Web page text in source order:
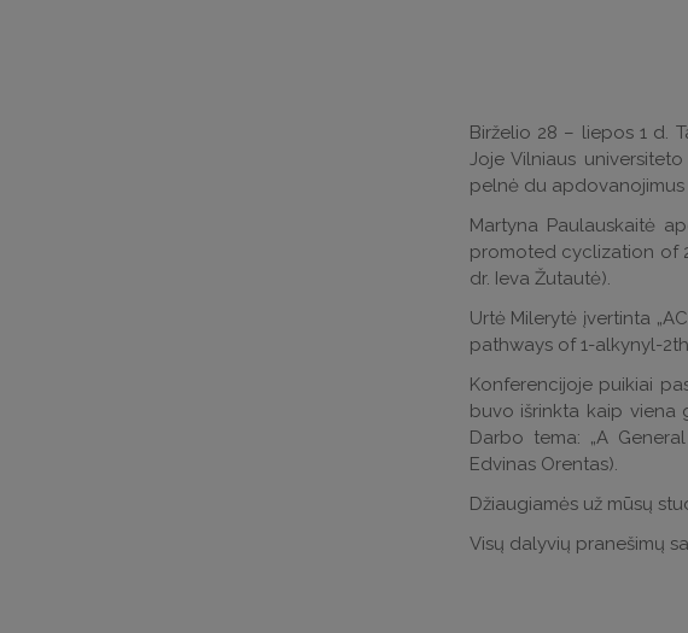
Birželio 28 – liepos 1 d.
Joje Vilniaus
pelnė du apdovanojimus
Martyna Paulauskaitė
promoted cyclization of
dr. Ieva Žutautė).
Urtė Milerytė įvertinta
pathways of 1-alkynyl-
Konferencijoje puikiai
buvo išrinkta kaip viena
Darbo tema: „A
Edvinas Orentas).
Džiaugiamės už mūsų
Visų dalyvių pranešimų